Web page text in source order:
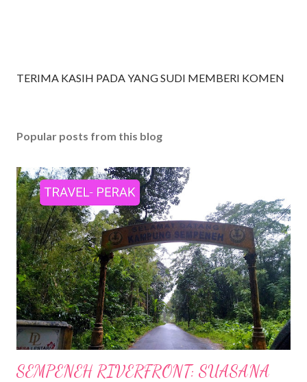
P
a
o
m
m
e
n
t
TERIMA KASIH PADA YANG SUDI MEMBERI KOMEN
Popular posts from this blog
SEMPENEH RIVERFRONT: SUASANA